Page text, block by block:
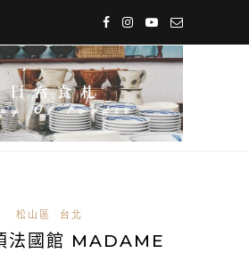
松山區 台北
法國館 MADAME